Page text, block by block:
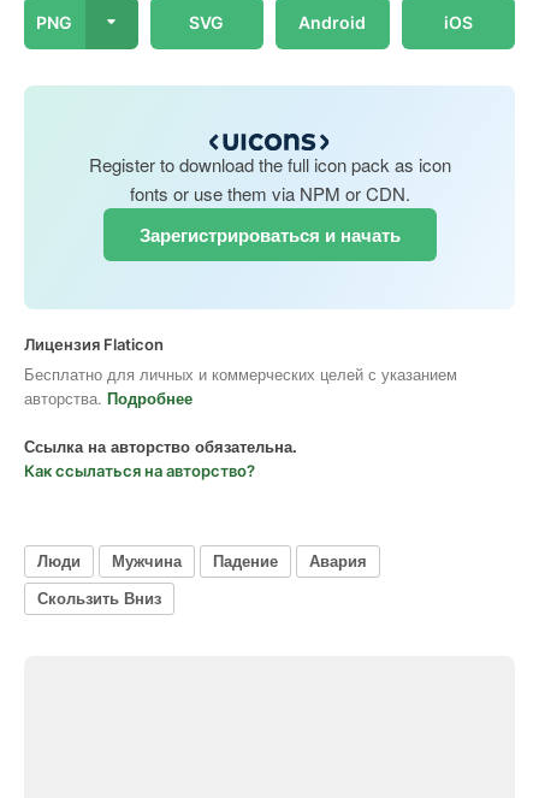
PNG SVG Android iOS
Register to download the full icon pack as icon
fonts or use them via NPM or CDN.
Зарегистрироваться и начать
Лицензия Flaticon
Бесплатно для личных и коммерческих целей с указанием
авторства. Подробнее
Ссылка на авторство обязательна.
Как ссылаться на авторство?
Люди Мужчина Падение
Авария
Скользить Вниз